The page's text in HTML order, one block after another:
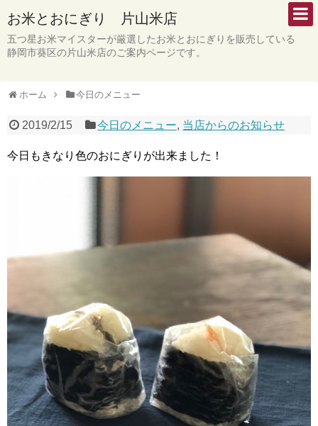
お米とおにぎり 片山米店
五つ星お米マイスターが厳選したお米とおにぎりを販売している
静岡市葵区の片山米店のご案内ページです。
ホーム 今日のメニュー
2019/2/15 今日のメニュー, 当店からのお知らせ
今日もきなり色のおにぎりが出来ました！